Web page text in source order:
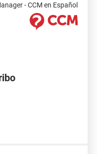
- CCM en Español